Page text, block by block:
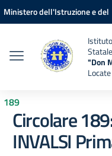
Vai ai contenuti
Vai al menu di navigazione
Vai al footer
Ministero dell'Istruzione e del
Statale
"Don
189
Circolare
INVALSI